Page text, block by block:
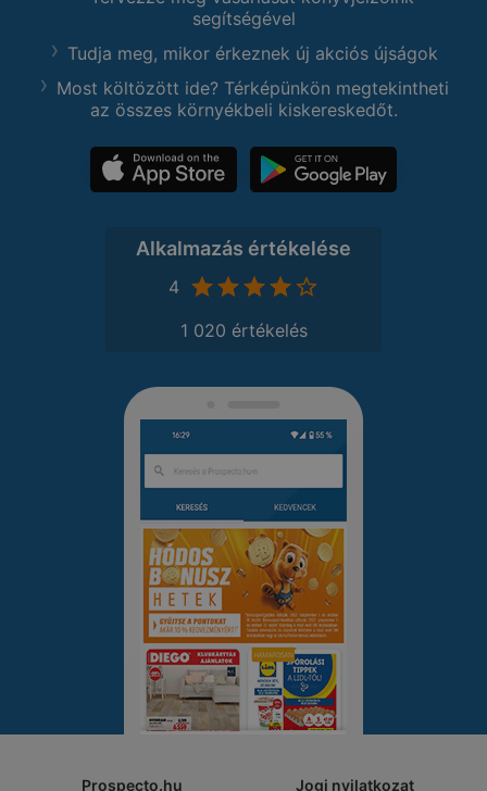
segítségével
Tudja meg, mikor érkeznek új akciós újságok
Most költözött ide? Térképünkön megtekintheti
az összes környékbeli kiskereskedőt.
Alkalmazás értékelése
4
1 020 értékelés
Prospecto.hu Jogi nyilatkozat